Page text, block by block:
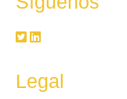
Legal